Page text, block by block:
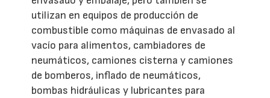
utilizan en equipos de producción de
combustible como máquinas de envasado al
vacío para alimentos, cambiadores de
neumáticos, camiones cisterna y camiones
de bomberos, inflado de neumáticos,
bombas hidráulicas y lubricantes para